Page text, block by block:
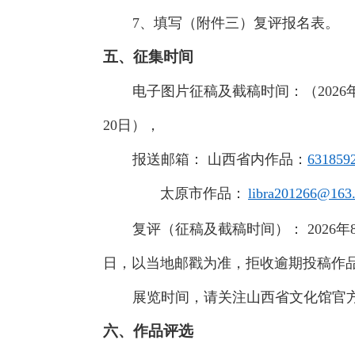
7、填写（附件三）复评报名表。
五、征集时间
电子图片征稿及截稿时间：（2026
20日），
报送邮箱： 山西省内作品：
太原市作品：
复评（征稿及截稿时间）： 2026年
日，以当地邮戳为准，拒收逾期投稿作
展览时间，请关注山西省文化馆官
六、作品评选